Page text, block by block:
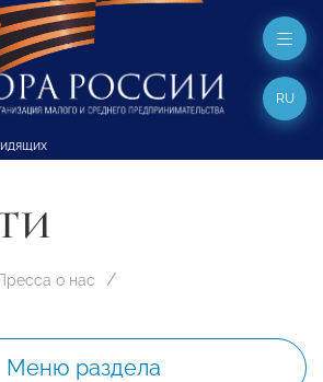
RU
о нас
Меню раздела